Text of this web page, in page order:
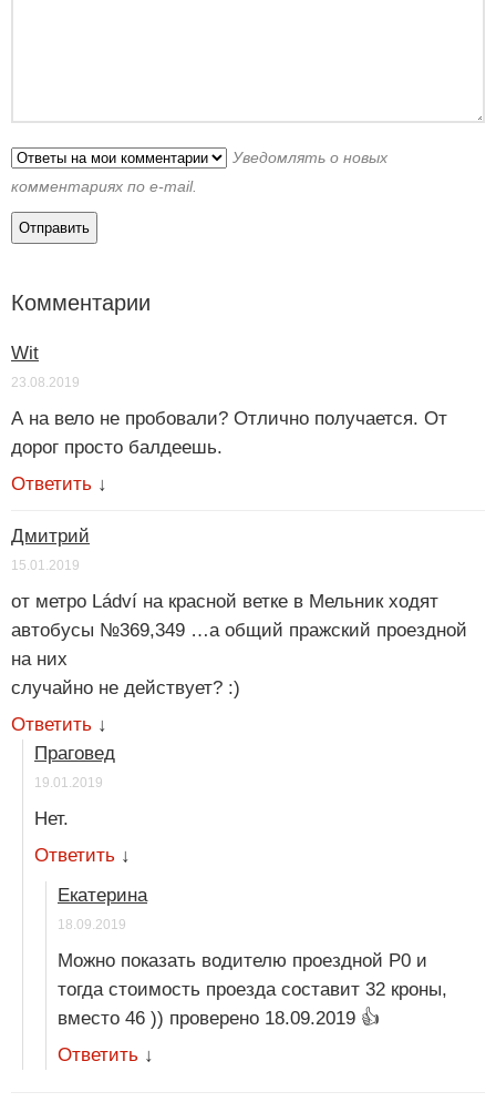
Уведомлять о новых
комментариях по e-mail.
Комментарии
Wit
23.08.2019
А на вело не пробовали? Отлично получается. От
дорог просто балдеешь.
Ответить ↓
Дмитрий
15.01.2019
от метро Ládví на красной ветке в Мельник ходят
автобусы №369,349 …а общий пражский проездной
на них
случайно не действует? :)
Ответить ↓
Праговед
19.01.2019
Нет.
Ответить ↓
Екатерина
18.09.2019
Можно показать водителю проездной P0 и
тогда стоимость проезда составит 32 кроны,
вместо 46 )) проверено 18.09.2019 👍
Ответить ↓